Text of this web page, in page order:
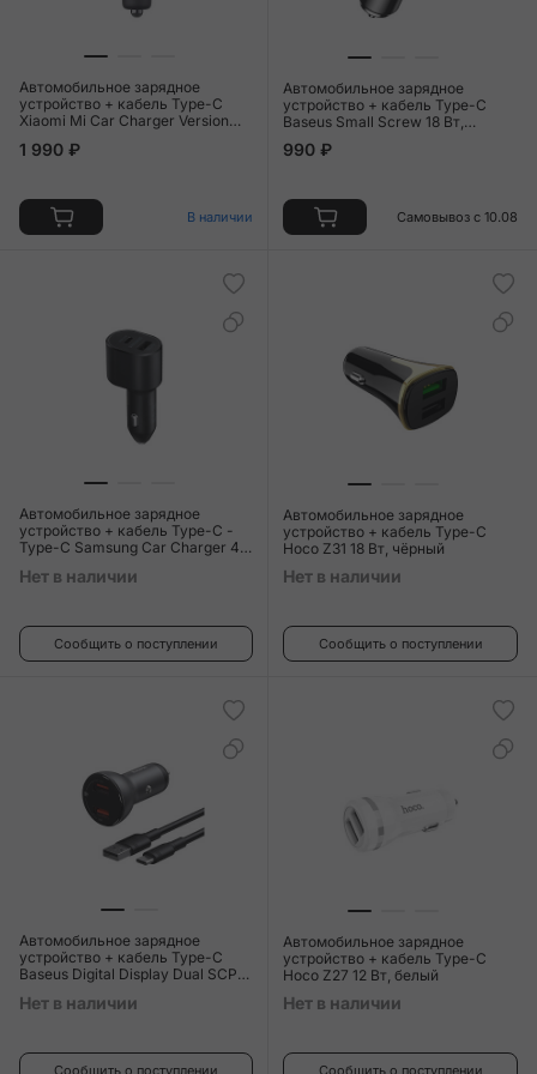
Автомобильное зарядное
устройство + кабель Type-C
Xiaomi Mi Car Charger Version
1 990 ₽
В наличии
Автомобильное зарядное
устройство + кабель Type-C
Baseus Small Screw 18 Вт,
990 ₽
Самовывоз с 10.08
Автомобильное зарядное
устройство + кабель Type-C -
Type-C Samsung Car Charger 45
Нет в наличии
Сообщить о поступлении
Автомобильное зарядное
устройство + кабель Type-C
Hoco Z31 18 Вт, чёрный
Нет в наличии
Сообщить о поступлении
Автомобильное зарядное
устройство + кабель Type-C
Baseus Digital Display Dual SCP
Нет в наличии
Сообщить о поступлении
Автомобильное зарядное
устройство + кабель Type-C
Hoco Z27 12 Вт, белый
Нет в наличии
Сообщить о поступлении